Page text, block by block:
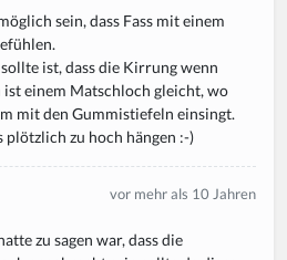
sein, dass Fass mit einem
ist, dass die Kirrung wenn
ist einem Matschloch gleicht, wo
mit den Gummistiefeln einsingt.
plötzlich zu hoch hängen :-)
vor mehr als 10 Jahren
zu sagen war, dass die